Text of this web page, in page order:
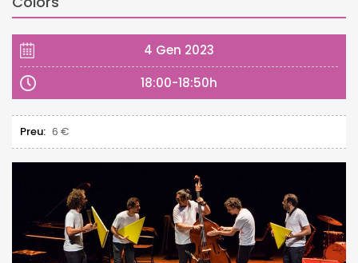
4 Gen 2023
18:00-18:50h
Preu: 6 €